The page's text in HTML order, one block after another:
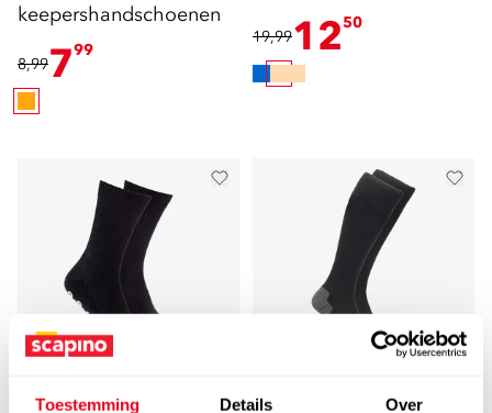
Toestemming Details Over
keepershandschoenen
8,99799
19,991250